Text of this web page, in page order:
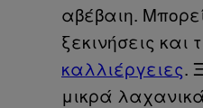
αβέβαιη.
ξεκινήσεις και
καλλιέργειες.
μικρά